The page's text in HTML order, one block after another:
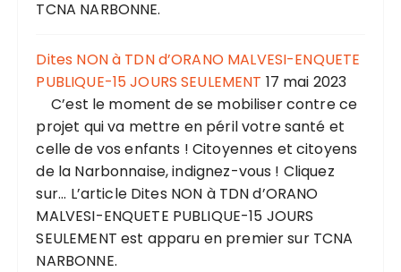
TCNA NARBONNE.
Dites NON à TDN d’ORANO MALVESI-ENQUETE
PUBLIQUE-15 JOURS SEULEMENT 17 mai 2023
C’est le moment de se mobiliser contre ce
projet qui va mettre en péril votre santé et
celle de vos enfants ! Citoyennes et citoyens
de la Narbonnaise, indignez-vous ! Cliquez
sur... L’article Dites NON à TDN d’ORANO
MALVESI-ENQUETE PUBLIQUE-15 JOURS
SEULEMENT est apparu en premier sur TCNA
NARBONNE.